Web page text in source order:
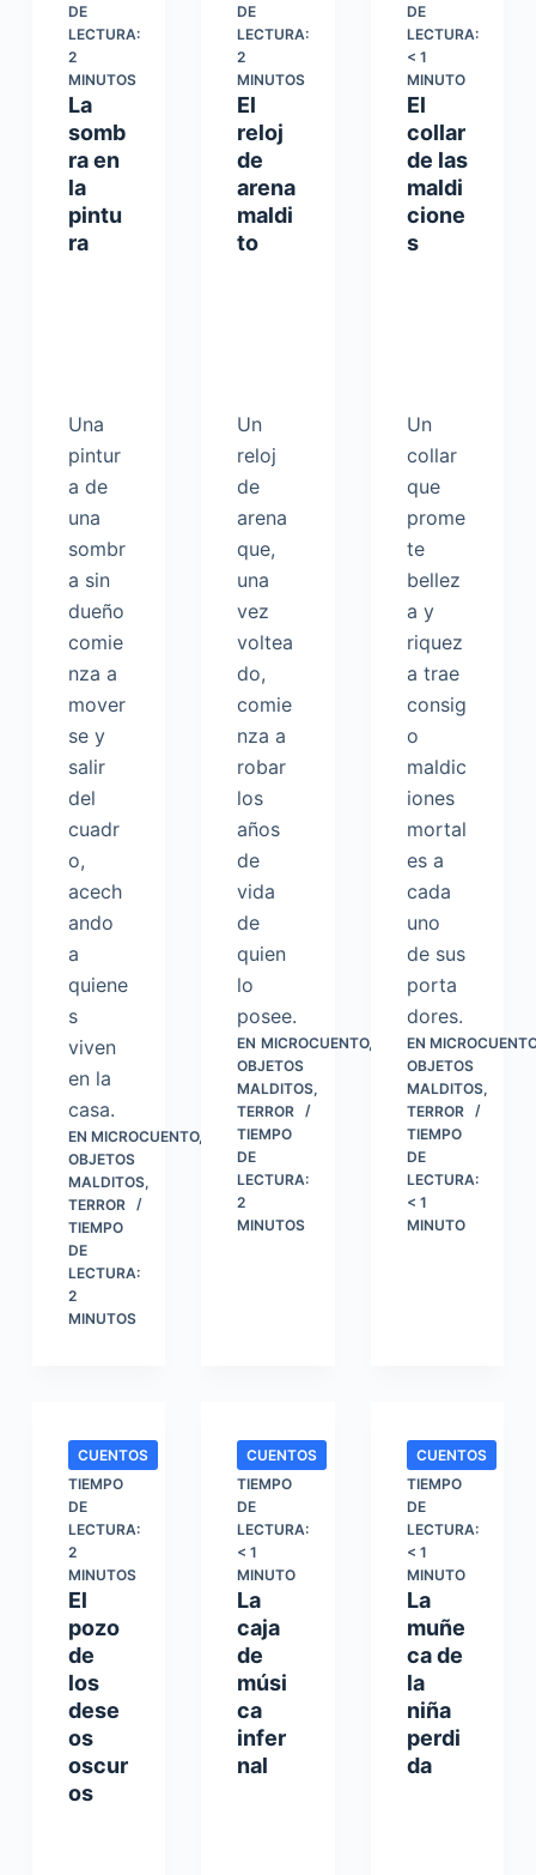
DE
LECTURA:
2
MINUTOS
La
somb
ra en
la
pintu
ra
Una
pintur
a de
una
sombr
a sin
dueño
comie
nza a
mover
se y
salir
del
cuadr
o,
acech
ando
a
quiene
s
viven
en la
casa.
EN MICROCUENTO,
OBJETOS
MALDITOS,
TERROR
TIEMPO
DE
LECTURA:
2
MINUTOS
DE
LECTURA:
2
MINUTOS
El
reloj
de
arena
maldi
to
Un
reloj
de
arena
que,
una
vez
voltea
do,
comie
nza a
robar
los
años
de
vida
de
quien
lo
posee.
EN MICROCUENTO,
OBJETOS
MALDITOS,
TERROR
TIEMPO
DE
LECTURA:
2
MINUTOS
DE
LECTURA:
< 1
MINUTO
El
collar
de las
maldi
cione
s
Un
collar
que
prome
te
bellez
a y
riquez
a trae
consig
o
maldic
iones
mortal
es a
cada
uno
de sus
porta
dores.
EN MICROCUENTO
OBJETOS
MALDITOS,
TERROR
TIEMPO
DE
LECTURA:
< 1
MINUTO
CUENTOS
TIEMPO
DE
LECTURA:
2
MINUTOS
El
pozo
de
los
dese
os
oscur
os
CUENTOS
TIEMPO
DE
LECTURA:
< 1
MINUTO
La
caja
de
músi
ca
infer
nal
CUENTOS
TIEMPO
DE
LECTURA:
< 1
MINUTO
La
muñe
ca de
la
niña
perdi
da